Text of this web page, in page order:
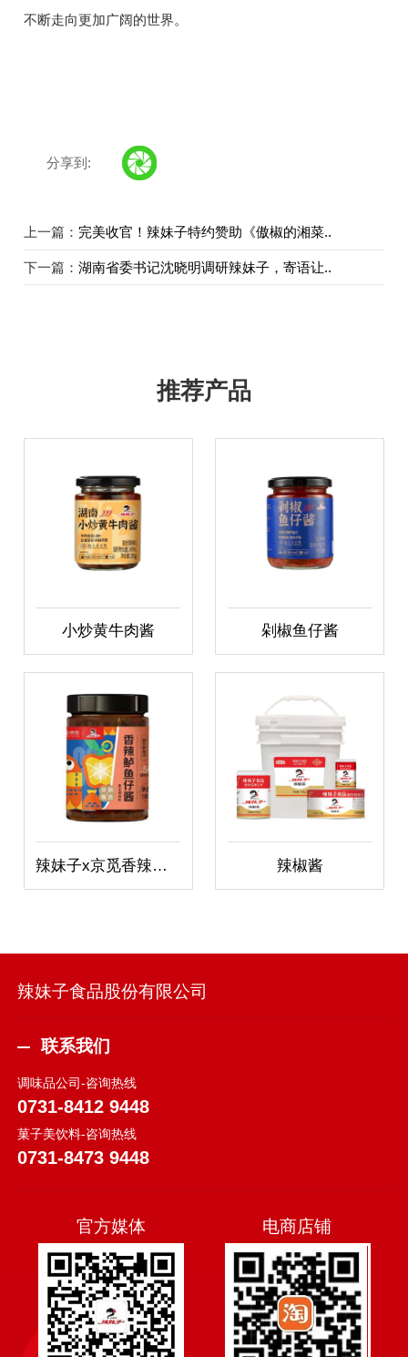
不断走向更加广阔的世界。
分享到:
上一篇： 完美收官！辣妹子特约赞助《傲椒的湘菜..
下一篇： 湖南省委书记沈晓明调研辣妹子，寄语让..
推荐产品
小炒黄牛肉酱 剁椒鱼仔酱
辣妹子x京觅香辣鲈鱼仔酱 辣椒酱
辣妹子食品股份有限公司
联系我们
调味品公司-咨询热线
0731-8412 9448
菓子美饮料-咨询热线
0731-8473 9448
官方媒体 电商店铺